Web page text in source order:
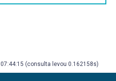
(consulta levou 0.162158s)